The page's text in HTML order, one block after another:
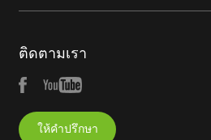
ติดตามเรา
ให้คำปรึกษา